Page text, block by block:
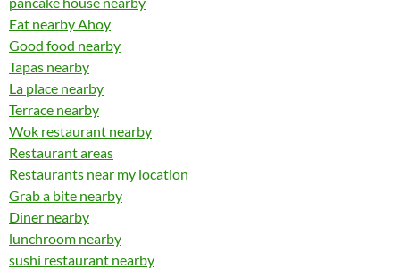
Eat nearby Ahoy
Good food nearby
Tapas nearby
La place nearby
Terrace nearby
Wok restaurant nearby
Restaurant areas
Restaurants near my location
Grab a bite nearby
Diner nearby
lunchroom nearby
sushi restaurant nearby